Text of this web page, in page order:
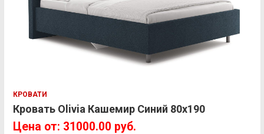
КРОВАТИ
Кровать Olivia Кашемир Синий 80х190
Цена от: 31000.00 руб.